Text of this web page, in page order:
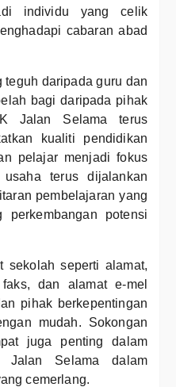
individu yang celik
cabaran abad
teguh daripada guru dan
bagi daripada pihak
Jalan Selama terus
kualiti pendidikan
pelajar menjadi fokus
terus dijalankan
pembelajaran yang
perkembangan potensi
sekolah seperti alamat,
dan alamat e-mel
pihak berkepentingan
mudah. Sokongan
juga penting dalam
Jalan Selama dalam
cemerlang.